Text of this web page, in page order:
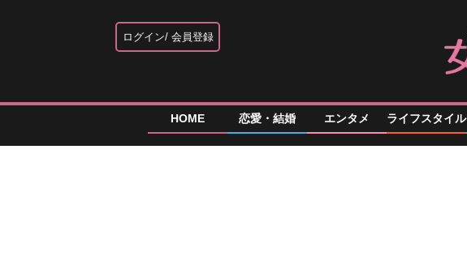
ログイン 会員登録
HOME 恋愛・結婚 エンタメ ライフスタイル